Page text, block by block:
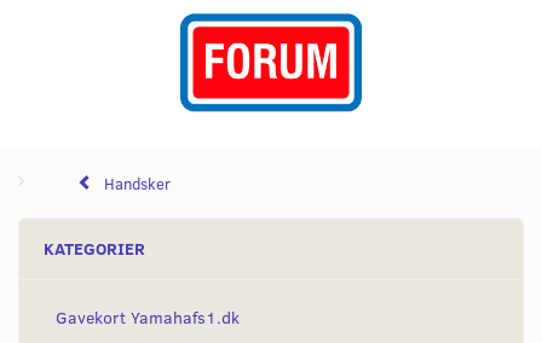
Handsker
KATEGORIER
Gavekort Yamahafs1.dk